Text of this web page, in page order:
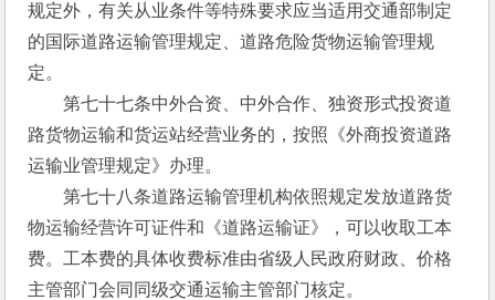
规定外，有关从业条件等特殊要求应当适用交通部制定
的国际道路运输管理规定、道路危险货物运输管理规
定。
第七十七条中外合资、中外合作、独资形式投资道
路货物运输和货运站经营业务的，按照《外商投资道路
运输业管理规定》办理。
第七十八条道路运输管理机构依照规定发放道路货
物运输经营许可证件和《道路运输证》，可以收取工本
费。工本费的具体收费标准由省级人民政府财政、价格
主管部门会同同级交通运输主管部门核定。